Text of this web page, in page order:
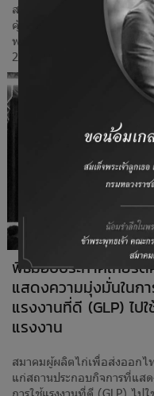
สมาคมผู้ผลิตไก่เพื่อส่งออกไ
คุ้มครองแรงงาน ได้ร่วมกันสัม
ฟาร์มและสถานที่ฟักไข่สัตว์ปี
2559 ณ โรงแรมโกลเด้น ทิว
พิธีมอบประกาศเกียร
แสดงความมุ่งมั่นในก
แรงงานที่ดี (GLP) ไป
แรงงาน
สมาคมผู้ผลิตไก่เพื่อส่งออกไ
แก่สถานประกอบกิจการที่แส
การใช้แรงงานที่ดี (GLP) ไป